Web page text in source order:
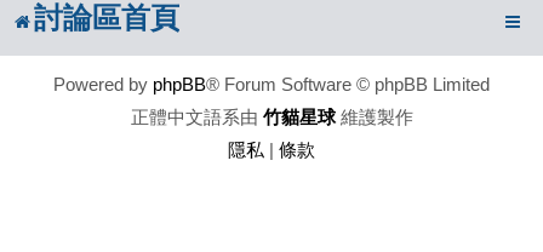
討論區首頁
Powered by phpBB® Forum Software © phpBB Limited
正體中文語系由 竹貓星球維護製作
隱私 | 條款